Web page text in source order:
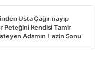
Usta Çağırmayıp
Peteğini Kendisi Tamir
Adamın Hazin Sonu